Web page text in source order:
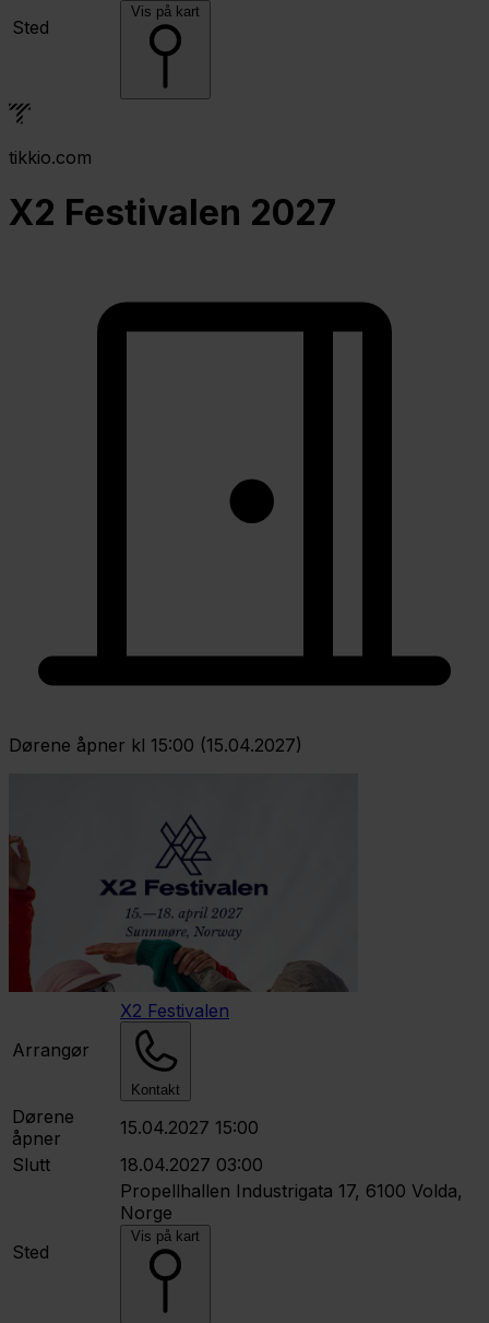
Sted
Vis på kart
tikkio.com
X2 Festivalen 2027
Dørene åpner kl 15:00 (15.04.2027)
Arrangør
X2 Festivalen
Kontakt
Dørene
åpner
15.04.2027 15:00
Slutt
18.04.2027 03:00
Sted
Propellhallen Industrigata 17, 6100 Volda,
Norge
Vis på kart